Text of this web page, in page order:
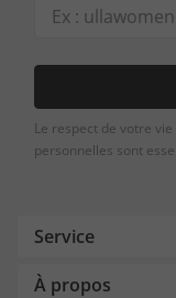
Le respect de votre
personnelles sont
Service
À propos